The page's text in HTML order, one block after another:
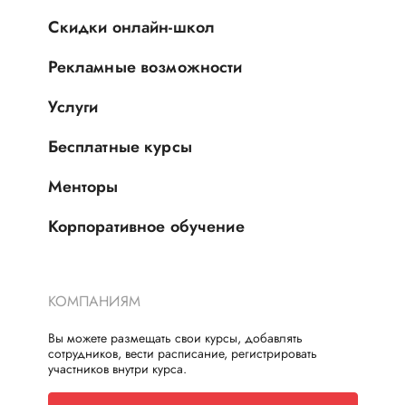
Скидки онлайн-школ
Рекламные возможности
Услуги
Бесплатные курсы
Менторы
Корпоративное обучение
КОМПАНИЯМ
Вы можете размещать свои курсы, добавлять
сотрудников, вести расписание, регистрировать
участников внутри курса.